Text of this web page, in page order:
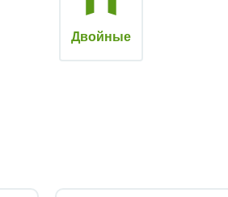
Двойные